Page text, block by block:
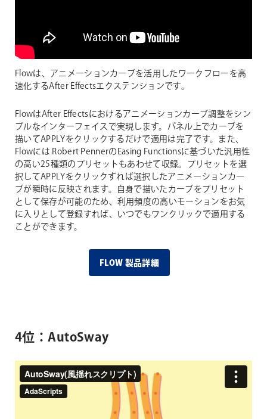
Flowは、アニメーションカーブを活用したワークフローを高
速化するAfter Effectsエクステンションです。
FlowはAfter Effectsにおけるアニメーションカーブ調整をシン
プルなインターフェイスで実現します。パネル上でカーブを
描いてAPPLYをクリックするだけで適用は完了です。また、
Flowには Robert PennerのEasing Functionsに基づいた汎用性
の高い25種類のプリセットもあわせて収録。プリセットを選
択してAPPLYをクリックすれば選択したアニメーションカー
ブが瞬時に反映されます。自身で描いたカーブをプリセット
として保存が可能のため、利用頻度の高いモーションをお気
に入りとして登録すれば、いつでもワンクリックで適用する
ことができます。
FLOW 製品詳細
4位：AutoSway